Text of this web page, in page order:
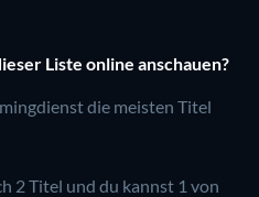
Liste online anschauen?
die meisten Titel
2 Titel und du kannst 1 von